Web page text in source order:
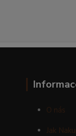
O nás
Jak